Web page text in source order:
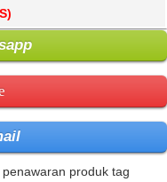
produk tag